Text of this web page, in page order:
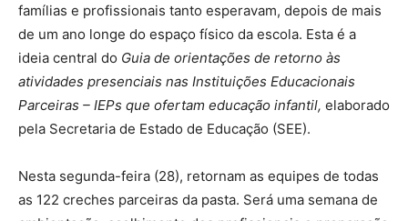
famílias e profissionais tanto esperavam, depois de mais
de um ano longe do espaço físico da escola. Esta é a
ideia central do Guia de orientações de retorno às
atividades presenciais nas Instituições Educacionais
Parceiras – IEPs que ofertam educação infantil, elaborado
pela Secretaria de Estado de Educação (SEE).
Nesta segunda-feira (28), retornam as equipes de todas
as 122 creches parceiras da pasta. Será uma semana de